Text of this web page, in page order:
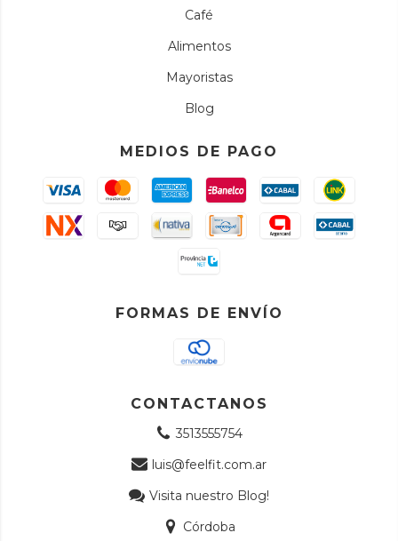
Café
Alimentos
Mayoristas
Blog
MEDIOS DE PAGO
FORMAS DE ENVÍO
CONTACTANOS
3513555754
luis@feelfit.com.ar
Visita nuestro Blog!
Córdoba